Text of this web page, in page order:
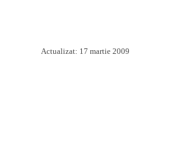
Actualizat: 17 martie 2009